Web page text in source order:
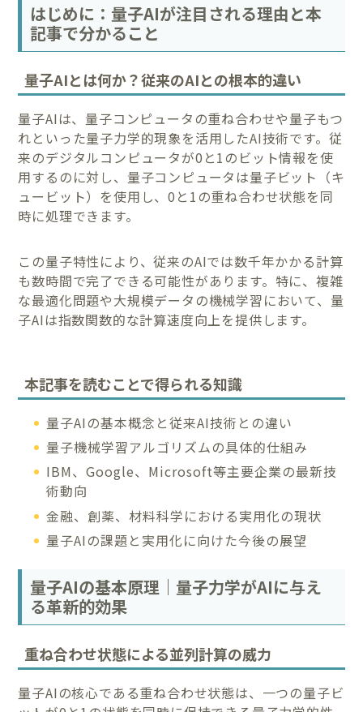
はじめに：量子AIが注目される理由と本
記事で分かること
量子AIとは何か？従来のAIとの根本的違い
量子AIは、量子コンピュータの重ね合わせや量子もつ
れといった量子力学的現象を活用したAI技術です。従
来のデジタルコンピュータが0と1のビット情報を使
用するのに対し、量子コンピュータは量子ビット（キ
ュービット）を使用し、0と1の重ね合わせ状態を同
時に処理できます。
この量子特性により、従来のAIでは数千年かかる計算
も数時間で完了できる可能性があります。特に、複雑
な最適化問題や大規模データの機械学習において、量
子AIは指数関数的な計算速度向上を提供します。
本記事を読むことで得られる知識
量子AIの基本概念と従来AI技術との違い
量子機械学習アルゴリズムの具体的仕組み
IBM、Google、Microsoft等主要企業の最新技
術動向
金融、創薬、材料科学における実用化の現状
量子AIの課題と実用化に向けた今後の展望
量子AIの基本原理｜量子力学がAIに与え
る革新的効果
重ね合わせ状態による並列計算の威力
量子AIの核心である重ね合わせ状態は、一つの量子ビ